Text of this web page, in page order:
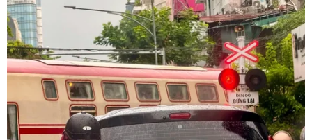
THỦY
Sở hữu trí tuệ
Quy định sử dụng
RSS
Hỗ trợ
Ngôn ngữ
TTXVN
Dịch vụ tin
Quảng cáo